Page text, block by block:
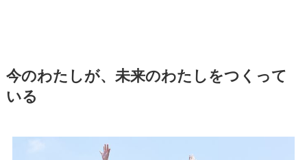
今のわたしが、未来のわたしをつくって
いる